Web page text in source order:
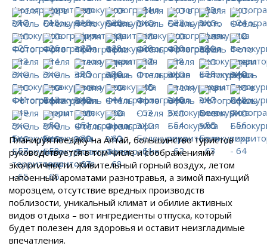
Планируя поездку на Алтай, большинство туристов
руководствуется в том числе и соображениями
экологичности. Живительный горный воздух, летом
напоенный ароматами разнотравья, а зимой пахнущий
морозцем, отсутствие вредных производств
поблизости, уникальный климат и обилие активных
видов отдыха – вот ингредиенты отпуска, который
будет полезен для здоровья и оставит неизгладимые
впечатления.